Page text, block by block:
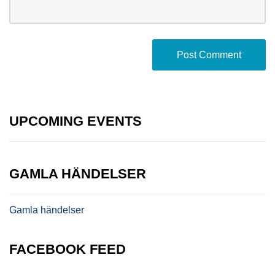
UPCOMING EVENTS
GAMLA HÄNDELSER
Gamla händelser
FACEBOOK FEED